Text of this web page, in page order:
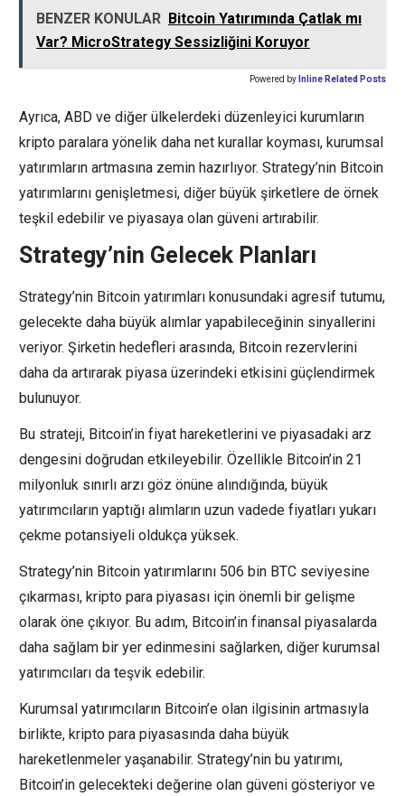
BENZER KONULAR Bitcoin Yatırımında Çatlak mı
Var? MicroStrategy Sessizliğini Koruyor
Powered by Inline Related Posts
Ayrıca, ABD ve diğer ülkelerdeki düzenleyici kurumların
kripto paralara yönelik daha net kurallar koyması, kurumsal
yatırımların artmasına zemin hazırlıyor. Strategy’nin Bitcoin
yatırımlarını genişletmesi, diğer büyük şirketlere de örnek
teşkil edebilir ve piyasaya olan güveni artırabilir.
Strategy’nin Gelecek Planları
Strategy’nin Bitcoin yatırımları konusundaki agresif tutumu,
gelecekte daha büyük alımlar yapabileceğinin sinyallerini
veriyor. Şirketin hedefleri arasında, Bitcoin rezervlerini
daha da artırarak piyasa üzerindeki etkisini güçlendirmek
bulunuyor.
Bu strateji, Bitcoin’in fiyat hareketlerini ve piyasadaki arz
dengesini doğrudan etkileyebilir. Özellikle Bitcoin’in 21
milyonluk sınırlı arzı göz önüne alındığında, büyük
yatırımcıların yaptığı alımların uzun vadede fiyatları yukarı
çekme potansiyeli oldukça yüksek.
Strategy’nin Bitcoin yatırımlarını 506 bin BTC seviyesine
çıkarması, kripto para piyasası için önemli bir gelişme
olarak öne çıkıyor. Bu adım, Bitcoin’in finansal piyasalarda
daha sağlam bir yer edinmesini sağlarken, diğer kurumsal
yatırımcıları da teşvik edebilir.
Kurumsal yatırımcıların Bitcoin’e olan ilgisinin artmasıyla
birlikte, kripto para piyasasında daha büyük
hareketlenmeler yaşanabilir. Strategy’nin bu yatırımı,
Bitcoin’in gelecekteki değerine olan güveni gösteriyor ve